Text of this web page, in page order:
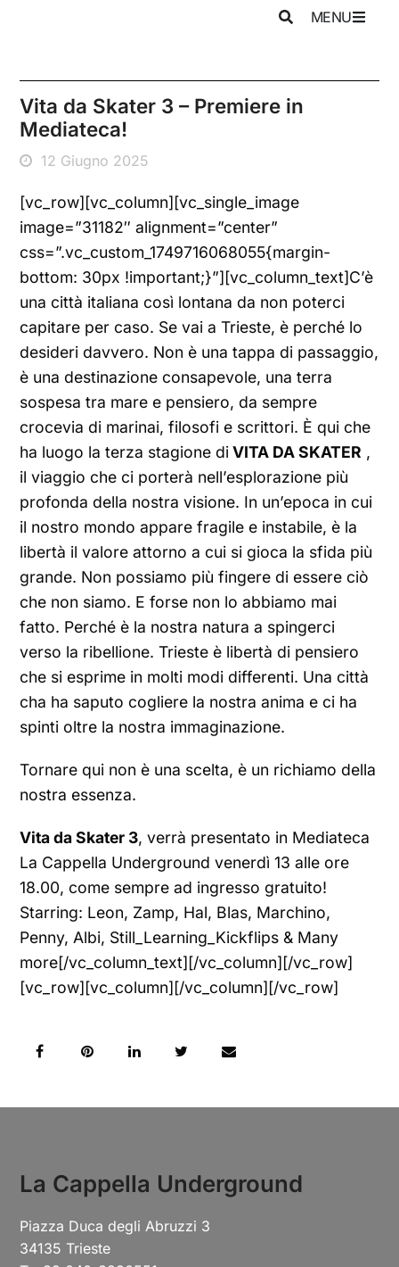
MENU
Vita da Skater 3 – Premiere in
Mediateca!
12 Giugno 2025
[vc_row][vc_column][vc_single_image
image=”31182″ alignment=”center”
css=”.vc_custom_1749716068055{margin-
bottom: 30px !important;}”][vc_column_text]C’è
una città italiana così lontana da non poterci
capitare per caso. Se vai a Trieste, è perché lo
desideri davvero. Non è una tappa di passaggio,
è una destinazione consapevole, una terra
sospesa tra mare e pensiero, da sempre
crocevia di marinai, filosofi e scrittori. È qui che
ha luogo la terza stagione diVITA DA SKATER ,
il viaggio che ci porterà nell’esplorazione più
profonda della nostra visione. In un’epoca in cui
il nostro mondo appare fragile e instabile, è la
libertà il valore attorno a cui si gioca la sfida più
grande. Non possiamo più fingere di essere ciò
che non siamo. E forse non lo abbiamo mai
fatto. Perché è la nostra natura a spingerci
verso la ribellione. Trieste è libertà di pensiero
che si esprime in molti modi differenti. Una città
cha ha saputo cogliere la nostra anima e ci ha
spinti oltre la nostra immaginazione.
Tornare qui non è una scelta, è un richiamo della
nostra essenza.
Vita da Skater 3, verrà presentato in Mediateca
La Cappella Underground venerdì 13 alle ore
18.00, come sempre ad ingresso gratuito!
Starring: Leon, Zamp, Hal, Blas, Marchino,
Penny, Albi, Still_Learning_Kickflips & Many
more[/vc_column_text][/vc_column][/vc_row]
[vc_row][vc_column][/vc_column][/vc_row]
La Cappella Underground
Piazza Duca degli Abruzzi 3
34135 Trieste